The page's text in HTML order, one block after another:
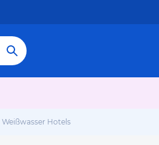
Weißwasser Hotels